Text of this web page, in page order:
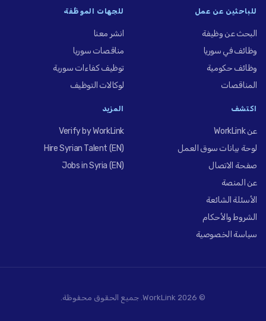
للباحثين عن عمل
البحث عن وظيفة
وظائف في سوريا
وظائف حكومية
المناقصات
للجهات الموظِّفة
انشر معنا
مناقصات سوريا
توظيف كفاءات سورية
لوكالات التوظيف
اكتشف
عن WorkLink
لوحة بيانات سوق العمل
صفحة الاتصال
عن المنصة
الأسئلة الشائعة
الشروط والأحكام
سياسة الخصوصية
المزيد
Verify by WorkLink
Hire Syrian Talent (EN)
Jobs in Syria (EN)
© 2026 WorkLink. جميع الحقوق محفوظة.